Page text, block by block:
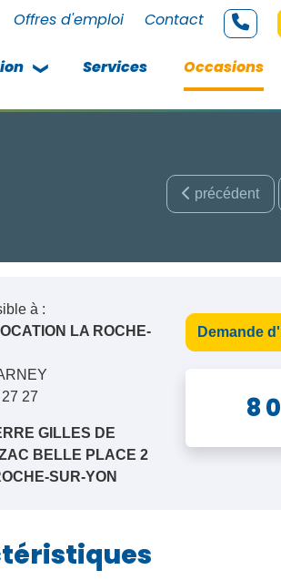
Offres d'emploi Contact
Services Occasions
précédent
à :
LA ROCHE-
27
GILLES DE
BELLE PLACE 2
SUR-YON
Demande
8